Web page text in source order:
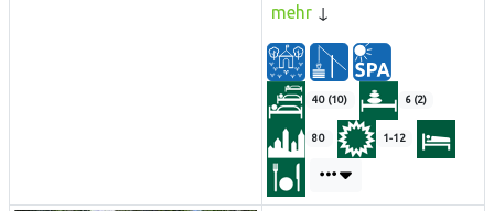
mehr
40 (10) 6 (2)
80 1-12